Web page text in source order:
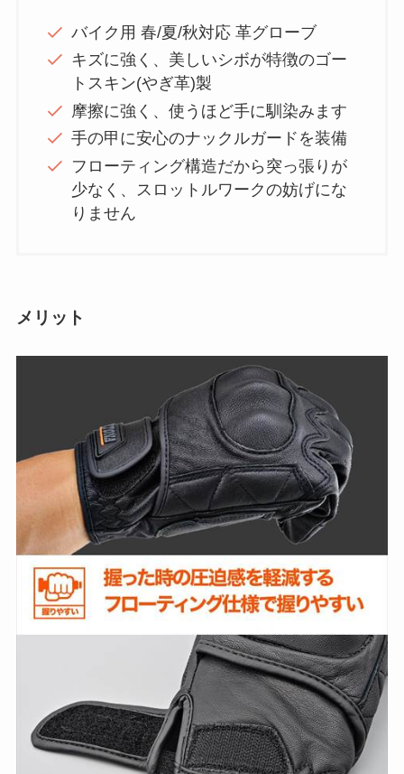
バイク用 春/夏/秋対応 革グローブ
キズに強く、美しいシボが特徴のゴー
トスキン(やぎ革)製
摩擦に強く、使うほど手に馴染みます
手の甲に安心のナックルガードを装備
フローティング構造だから突っ張りが
少なく、スロットルワークの妨げにな
りません
メリット